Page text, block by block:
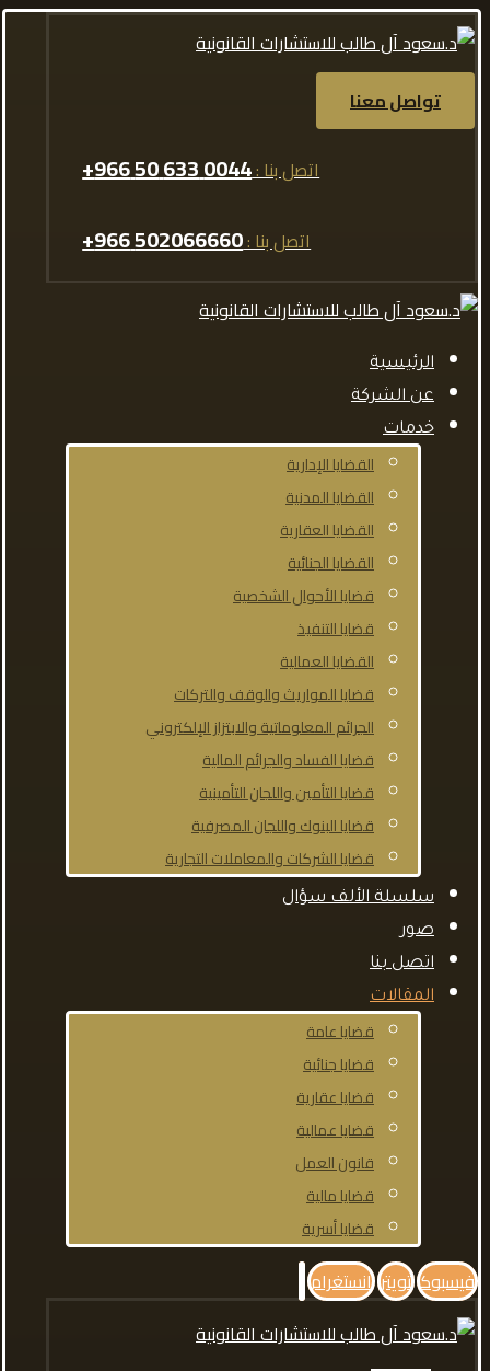
تواصل معنا
اتصل بنا :0044 633 50 966+
اتصل بنا :502066660 966+
الرئيسية
عن الشركة
خدمات
القضايا الإدارية
القضايا المدنية
القضايا العقارية
القضايا الجنائية
قضايا الأحوال الشخصية
قضايا التنفيذ
القضايا العمالية
قضايا المواريث والوقف والتركات
الجرائم المعلوماتية والابتزاز الإلكتروني
قضايا الفساد والجرائم المالية
قضايا التأمين واللجان التأمينية
قضايا البنوك واللجان المصرفية
قضايا الشركات والمعاملات التجارية
سلسلة الألف سؤال
صور
اتصل بنا
المقالات
قضايا عامة
قضايا جنائية
قضايا عقارية
قضايا عمالية
قانون العمل
قضايا مالية
قضايا أسرية
فيسبوك تويتر انستغرام